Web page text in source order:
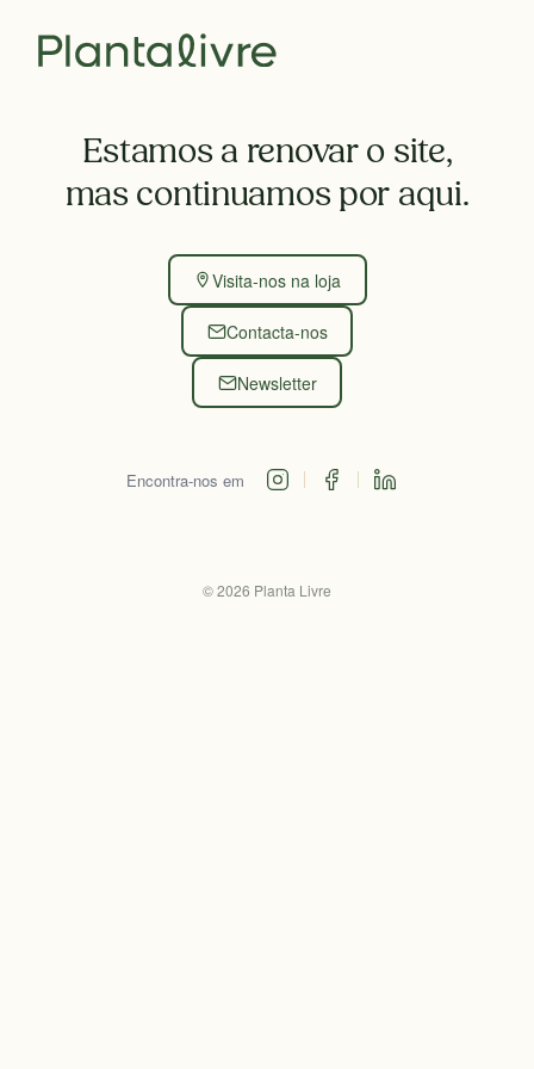
Estamos a renovar o site,
mas continuamos por aqui.
Visita-nos na loja
Contacta-nos
Newsletter
Encontra-nos em
©2026 Planta Livre